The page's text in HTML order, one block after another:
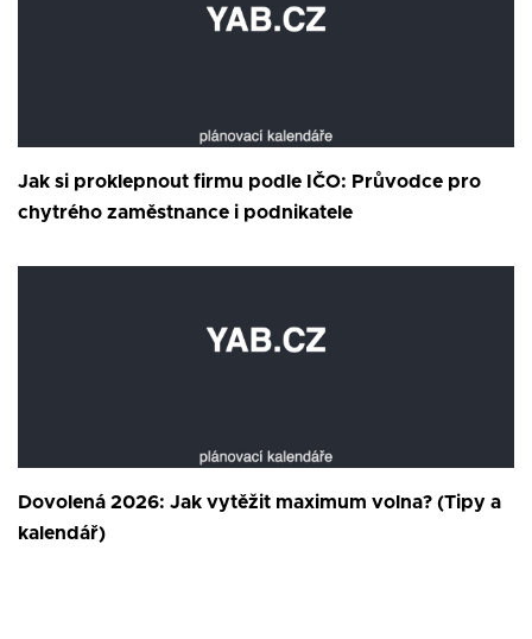
Jak si proklepnout firmu podle IČO: Průvodce pro
chytrého zaměstnance i podnikatele
Dovolená 2026: Jak vytěžit maximum volna? (Tipy a
kalendář)